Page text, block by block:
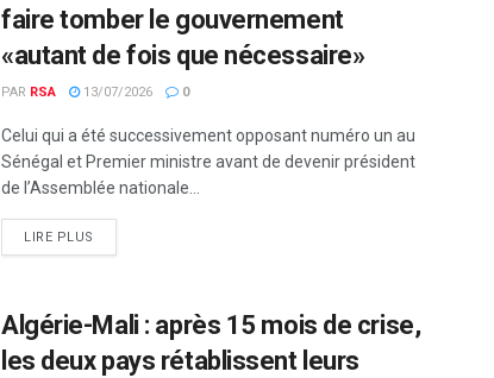
faire tomber le gouvernement
«autant de fois que nécessaire»
PAR RSA 13/07/2026 0
Celui qui a été successivement opposant numéro un au
Sénégal et Premier ministre avant de devenir président
de l’Assemblée nationale...
LIRE PLUS
Algérie-Mali : après 15 mois de crise,
les deux pays rétablissent leurs